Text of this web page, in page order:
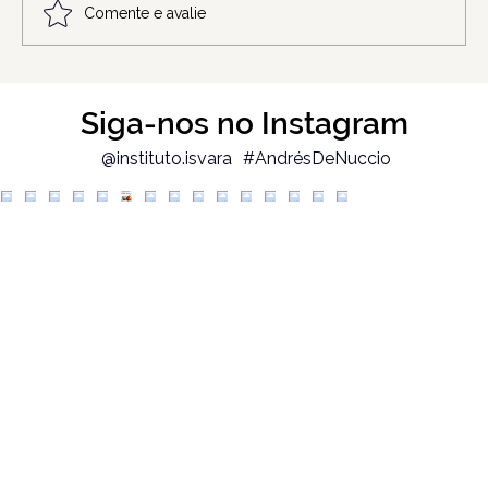
Siga-nos no Instagram
#AndrésDeNuccio
@instituto.isvara
informação: recuperar a clareza
Comente e avalie